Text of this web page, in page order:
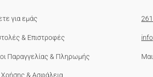
για εμάς
& Επιστροφές
Παραγγελίας & Πληρωμής
Χρήσης & Ασφάλεια